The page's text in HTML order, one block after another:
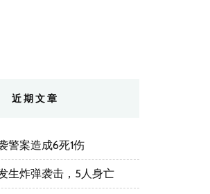
近期文章
警案造成6死1伤
生炸弹袭击，5人身亡